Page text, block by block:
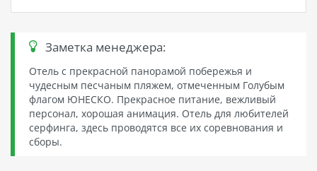
Заметка менеджера:
Отель с прекрасной панорамой побережья и
чудесным песчаным пляжем, отмеченным Голубым
флагом ЮНЕСКО. Прекрасное питание, вежливый
персонал, хорошая анимация. Отель для любителей
серфинга, здесь проводятся все их соревнования и
сборы.